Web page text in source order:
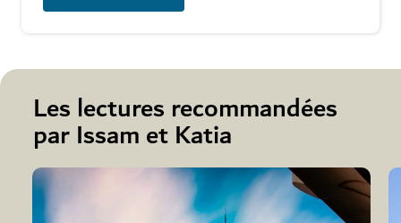
Les lectures recommandées
par Issam et Katia